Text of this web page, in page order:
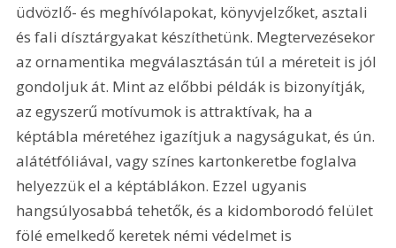
üdvözlő- és meghívólapokat, könyvjelzőket, asztali
és fali dísztárgyakat készíthetünk. Megtervezésekor
az ornamentika megválasztásán túl a méreteit is jól
gondoljuk át. Mint az előbbi példák is bizonyítják,
az egyszerű motívumok is attraktívak, ha a
képtábla méretéhez igazítjuk a nagyságukat, és ún.
alátétfóliával, vagy színes kartonkeretbe foglalva
helyezzük el a képtáblákon. Ezzel ugyanis
hangsúlyosabbá tehetők, és a kidomborodó felület
fölé emelkedő keretek némi védelmet is